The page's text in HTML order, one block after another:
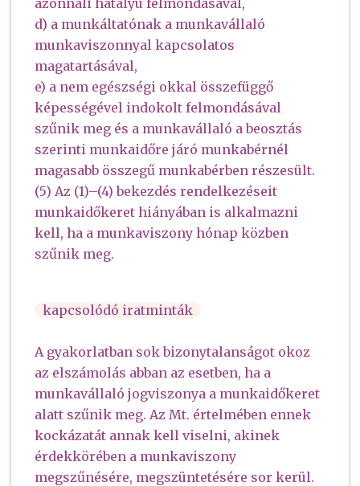
d) a munkáltatónak a munkavállaló
munkaviszonnyal kapcsolatos
magatartásával,
e) a nem egészségi okkal összefüggő
képességével indokolt felmondásával
szűnik meg és a munkavállaló a beosztás
szerinti munkaidőre járó munkabérnél
magasabb összegű munkabérben részesült.
(5) Az (1)–(4) bekezdés rendelkezéseit
munkaidőkeret hiányában is alkalmazni
kell, ha a munkaviszony hónap közben
szűnik meg.
kapcsolódó iratminták
A gyakorlatban sok bizonytalanságot okoz
az elszámolás abban az esetben, ha a
munkavállaló jogviszonya a munkaidőkeret
alatt szűnik meg. Az Mt. értelmében ennek
kockázatát annak kell viselni, akinek
érdekkörében a munkaviszony
megszűnésére, megszüntetésére sor kerül.